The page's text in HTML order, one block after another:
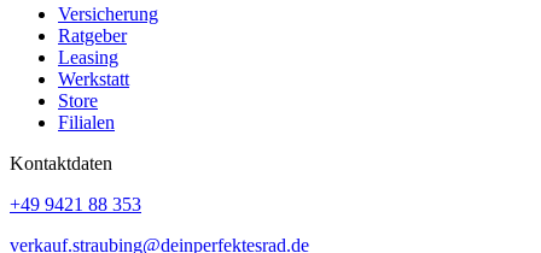
Versicherung
Ratgeber
Leasing
Werkstatt
Store
Filialen
Kontaktdaten
+49 9421 88 353
verkauf.straubing@deinperfektesrad.de